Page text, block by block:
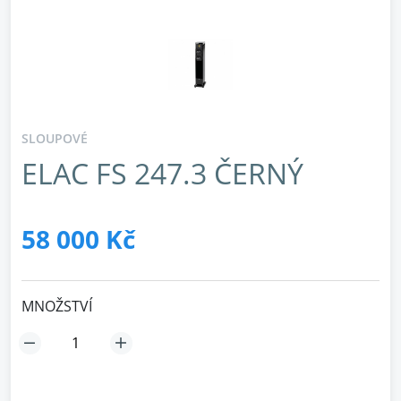
SLOUPOVÉ
ELAC FS 247.3 ČERNÝ
58 000 Kč
MNOŽSTVÍ